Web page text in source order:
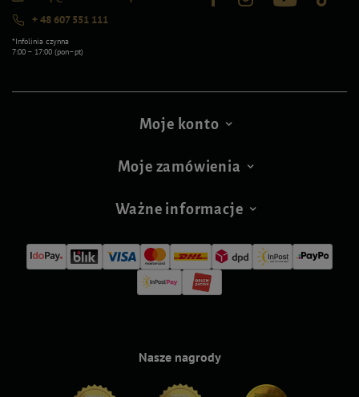
+ 48 607 551 111
*Infolinia czynna
7:00 – 17:00 (pon–pt)
Moje konto
Moje zamówienia
Ważne informacje
Nasze nagrody